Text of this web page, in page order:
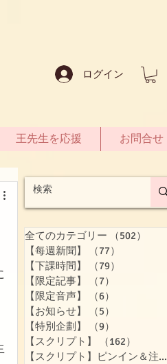
ログイン
王先生を応援 お問合せ
全てのカテゴリー （502）
【每週新聞】
（77）
【下課時間】
（79）
【限定記事】
（7）
【限定音声】
（6）
【お知らせ】
（5）
【特別企劃】
（9）
【スクリプト】
（162）
【スクリプト】ピンイン＆注音付き